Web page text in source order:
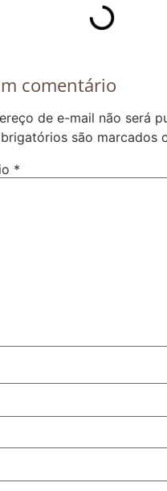
comentário
de e-mail não será
são marcados
*